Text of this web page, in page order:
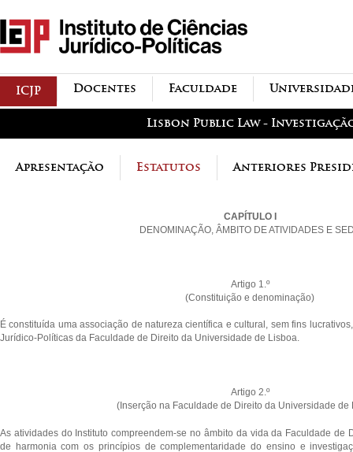
principal
icjp
menu-institucional Faculdade
Docentes
ICJP
Lisbon Public Law -
Anteriores
Estatutos
Apresentação
CAPÍTULO I
DENOMINAÇÃO, ÂMBITO DE ATIVIDADES E
Artigo 1.º
(Constituição e denominação)
É constituída uma associação de natureza científica e cultural, sem fins
Jurídico-Políticas da Faculdade de Direito da Universidade de Lisboa.
Artigo 2.º
(Inserção na Faculdade de Direito da Universidade de
As atividades do Instituto compreendem-se no âmbito da vida da Faculdade de
de harmonia com os princípios de complementaridade do ensino e